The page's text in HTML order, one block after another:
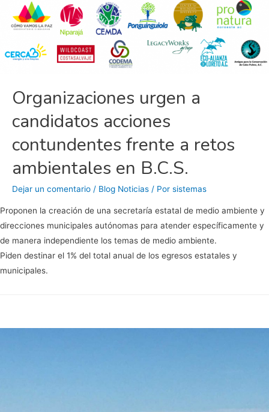
California
Sur.
de
civil.Organizaciones urgen a
candidatos acciones
contundentes frente a retos
ambientales en B.C.S.
Dejar un comentario / Blog Noticias / Por sistemas
Proponen la creación de una secretaría estatal de medio ambiente y
direcciones municipales autónomas para atender específicamente y
de manera independiente los temas de medio ambiente.
Piden destinar el 1% del total anual de los egresos estatales y
municipales.